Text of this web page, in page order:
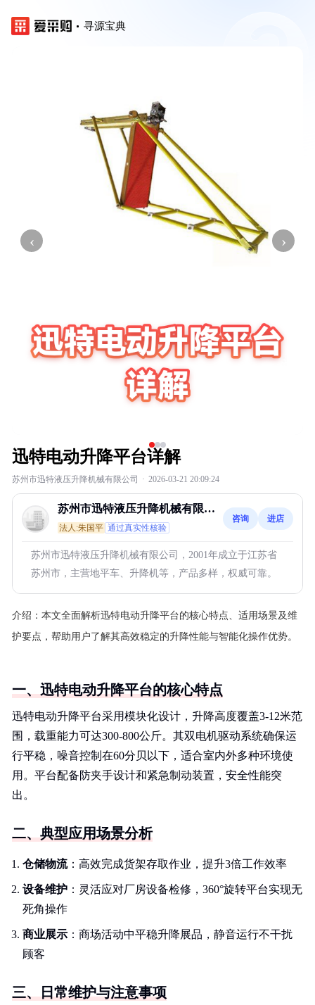
寻源宝典
‹ ›
迅特电动升降平台详解
苏州市迅特液压升降机械有限公司 · 2026-03-21 20:09:24
苏州市迅特液压升降机械有限公
司
法人:朱国平 通过真实性核验
咨询 进店
苏州市迅特液压升降机械有限公司，2001年成立于江苏省
苏州市，主营地平车、升降机等，产品多样，权威可靠。
介绍： 本文全面解析迅特电动升降平台的核心特点、适用场景及维
护要点，帮助用户了解其高效稳定的升降性能与智能化操作优势。
一、迅特电动升降平台的核心特点
迅特电动升降平台采用模块化设计，升降高度覆盖3-12米范
围，载重能力可达300-800公斤。其双电机驱动系统确保运
行平稳，噪音控制在60分贝以下，适合室内外多种环境使
用。平台配备防夹手设计和紧急制动装置，安全性能突
出。
二、典型应用场景分析
仓储物流：高效完成货架存取作业，提升3倍工作效率
设备维护 ：灵活应对厂房设备检修，360°旋转平台实现无
死角操作
商业展示 ：商场活动中平稳升降展品，静音运行不干扰
顾客
三、日常维护与注意事项